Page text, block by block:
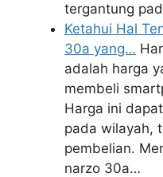
tergantung
Ketahui Hal
30a yang…
adalah harga
membeli
Harga ini
pada wilayah,
pembelian.
narzo 30a…